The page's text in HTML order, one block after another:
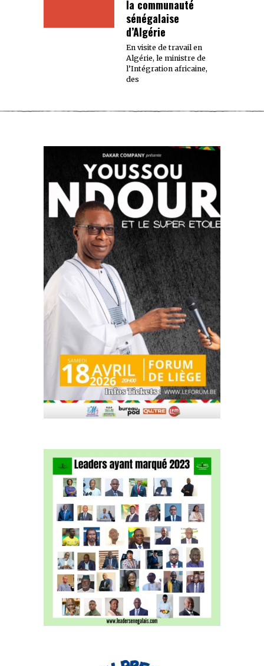
la communauté
sénégalaise
d’Algérie
En visite de travail en
Algérie, le ministre de
l’Intégration africaine,
des